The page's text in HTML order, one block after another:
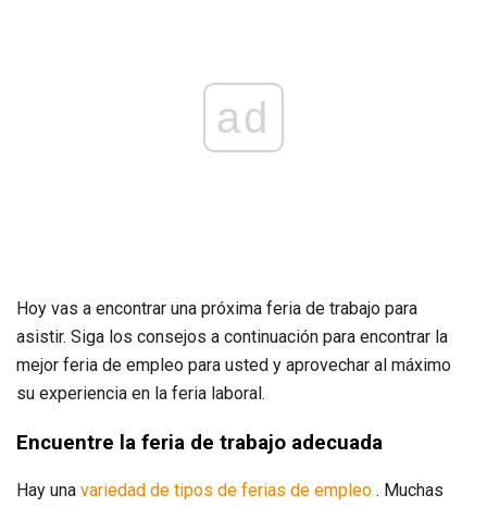
ad
Hoy vas a encontrar una próxima feria de trabajo para
asistir. Siga los consejos a continuación para encontrar la
mejor feria de empleo para usted y aprovechar al máximo
su experiencia en la feria laboral.
Encuentre la feria de trabajo adecuada
Hay una variedad de tipos de ferias de empleo . Muchas